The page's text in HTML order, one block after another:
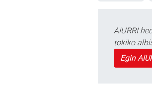
AIURRI
tokiko
Egin